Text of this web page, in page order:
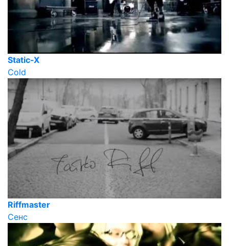
Static-X
Cold
Riffmaster
Сенс